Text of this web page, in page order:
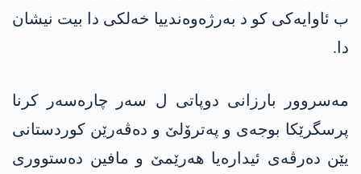
ب ئاوایه‌كی كو د به‌رژه‌وه‌ندییا خه‌لكی دا بیت نیشان
دا.
مه‌سروور بارزانی دوپاتی ل سه‌ر چاره‌سه‌ر كرنا
پرسگرێكا بوجه‌ی و په‌ترۆلێ و ده‌ڤه‌رێن كوردستانی
یێن ده‌رڤه‌ی ئیداره‌یا هه‌رێمێ و مافین ده‌ستووری